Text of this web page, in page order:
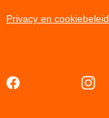
Privacy en cookiebeleid